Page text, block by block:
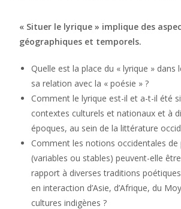
« Situer le lyrique » implique des
géographiques et temporels.
Quelle est la place du « lyrique »
sa relation avec la « poésie » ?
Comment le lyrique est-il et a-t-il été
contextes culturels et nationaux et à
époques, au sein de la littérature
Comment les notions occidentales de
(variables ou stables) peuvent-elle
rapport à diverses traditions
en interaction d’Asie, d’Afrique, du
cultures indigènes ?